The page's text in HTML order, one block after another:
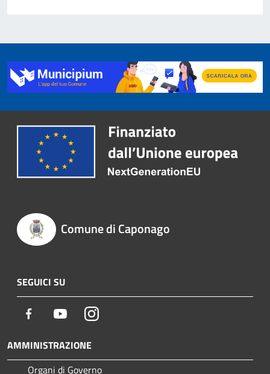
Comune di Caponago
SEGUICI SU
Facebook YoutubeInstagram
AMMINISTRAZIONE
Organi di Governo